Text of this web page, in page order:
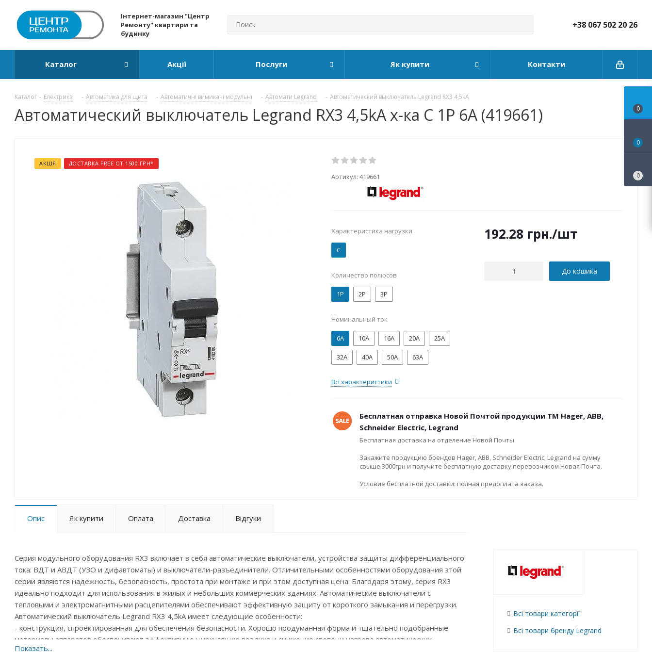
Інтернет-магазин "Центр
Ремонту" квартири та
будинку
+38 067 502 20 26
Каталог Акції Послуги Як купити Контакти
Каталог - Електрика - Автоматика для щита - Автоматичні вимикачі модульні - Автомати Legrand - Автоматический выключатель Legrand RX3 4,5kA
Автоматический выключатель Legrand RX3 4,5kA х-ка C 1P 6А (419661)
АКЦІЯ ДОСТАВКА FREE ОТ 1500 ГРН*
Артикул: 419661
Характеристика нагрузки
C
Количество полюсов
1P 2P 3P
Номинальный ток
6А 10А 16А 20А 25А
32А 40А 50А 63А
Всі характеристики
192.28 грн./шт
До кошика
Бесплатная отправка Новой Почтой продукции ТМ Hager, ABB,
Schneider Electric, Legrand
Бесплатная доставка на отделение Новой Почты.
Закажите продукцию брендов Hager, ABB, Schneider Electric, Legrand на сумму
свыше 3000грн и получите бесплатную доставку перевозчиком Новая Почта.
Условие бесплатной доставки: полная предоплата заказа.
Опис Як купити Оплата Доставка Відгуки
Серия модульного оборудования RX3 включает в себя автоматические выключатели, устройства защиты дифференциального
тока: ВДТ и АВДТ (УЗО и дифавтоматы) и выключатели-разъединители. Отличительными особенностями оборудования этой
серии являются надежность, безопасность, простота при монтаже и при этом доступная цена. Благодаря этому, серия RX3
идеально подходит для использования в жилых и небольших коммерческих зданиях. Автоматические выключатели с
тепловыми и электромагнитными расцепителями обеспечивают эффективную защиту от короткого замыкания и перегрузки.
Автоматический выключатель Legrand RX3 4,5kA имеет следующие особенности:
- конструкция, спроектированная для обеспечения безопасности. Хорошо продуманная форма и тщательно подобранные
материалы аппаратов обеспечивают эффективную циркуляцию воздуха и снижение степени нагрева автоматических
Всі товари категорії
Всі товари бренду Legrand
0
0
0